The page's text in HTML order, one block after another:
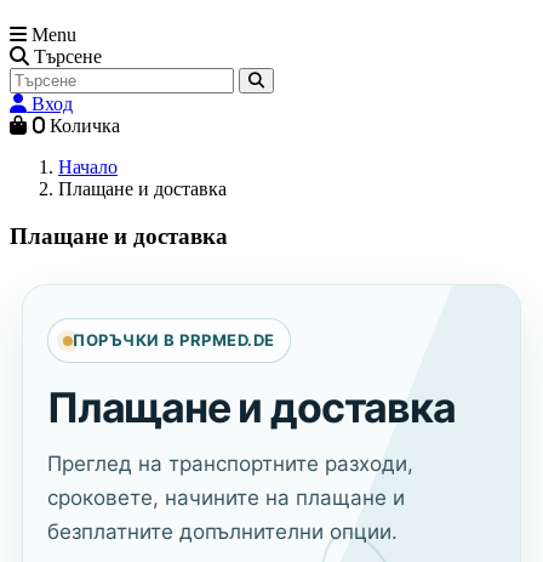
Menu
Търсене
Вход
0 Количка
Начало
Плащане и доставка
Плащане и доставка
ПОРЪЧКИ В PRPMED.DE
Плащане и доставка
Преглед на транспортните разходи,
сроковете, начините на плащане и
безплатните допълнителни опции.